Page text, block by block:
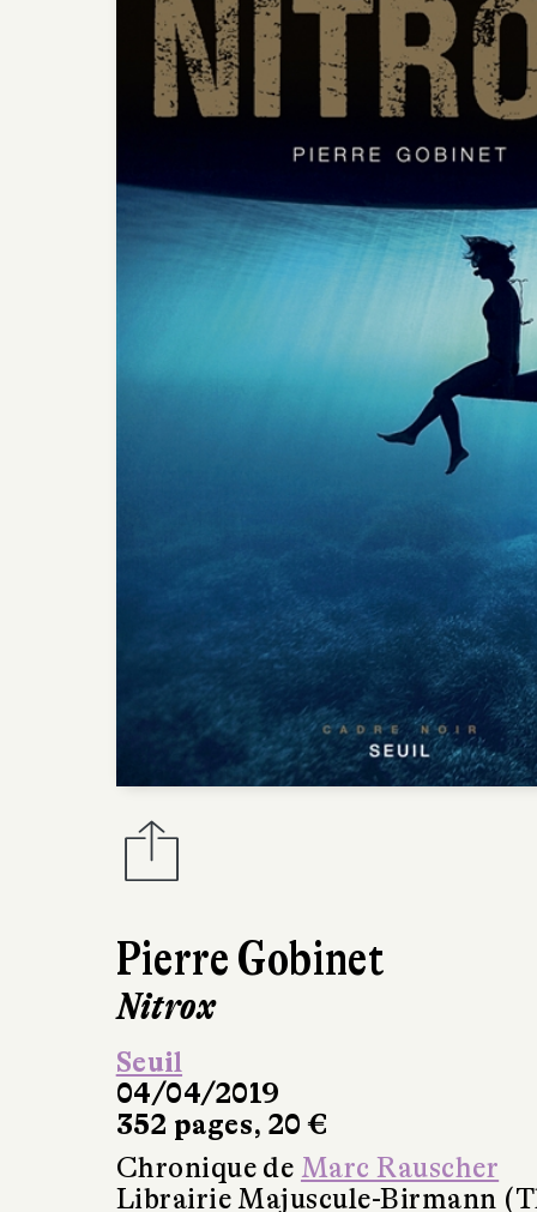
Pierre Gobinet
Nitrox
Seuil
04/04/2019
352 pages, 20 €
Chronique de Marc Rauscher
Librairie Majuscule-Birmann